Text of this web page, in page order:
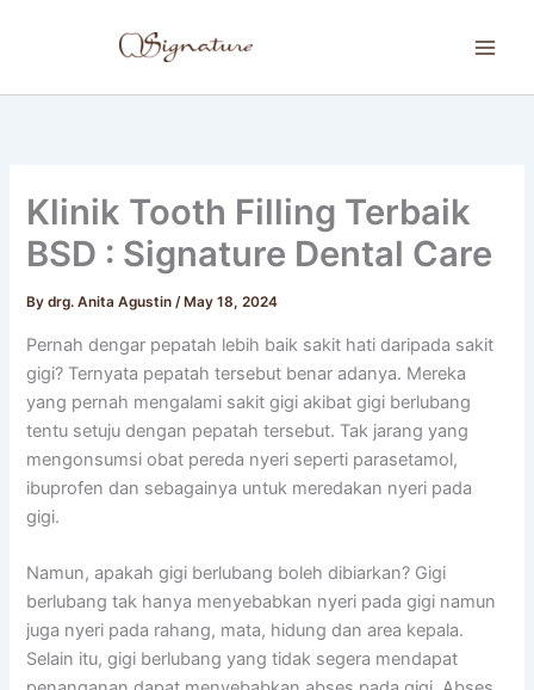
Klinik Tooth Filling Terbaik
BSD : Signature Dental Care
Bydrg. Anita Agustin/ May 18, 2024
Pernah dengar pepatah lebih baik sakit hati daripada sakit
gigi? Ternyata pepatah tersebut benar adanya. Mereka
yang pernah mengalami sakit gigi akibat gigi berlubang
tentu setuju dengan pepatah tersebut. Tak jarang yang
mengonsumsi obat pereda nyeri seperti parasetamol,
ibuprofen dan sebagainya untuk meredakan nyeri pada
gigi.
Namun, apakah gigi berlubang boleh dibiarkan? Gigi
berlubang tak hanya menyebabkan nyeri pada gigi namun
juga nyeri pada rahang, mata, hidung dan area kepala.
Selain itu, gigi berlubang yang tidak segera mendapat